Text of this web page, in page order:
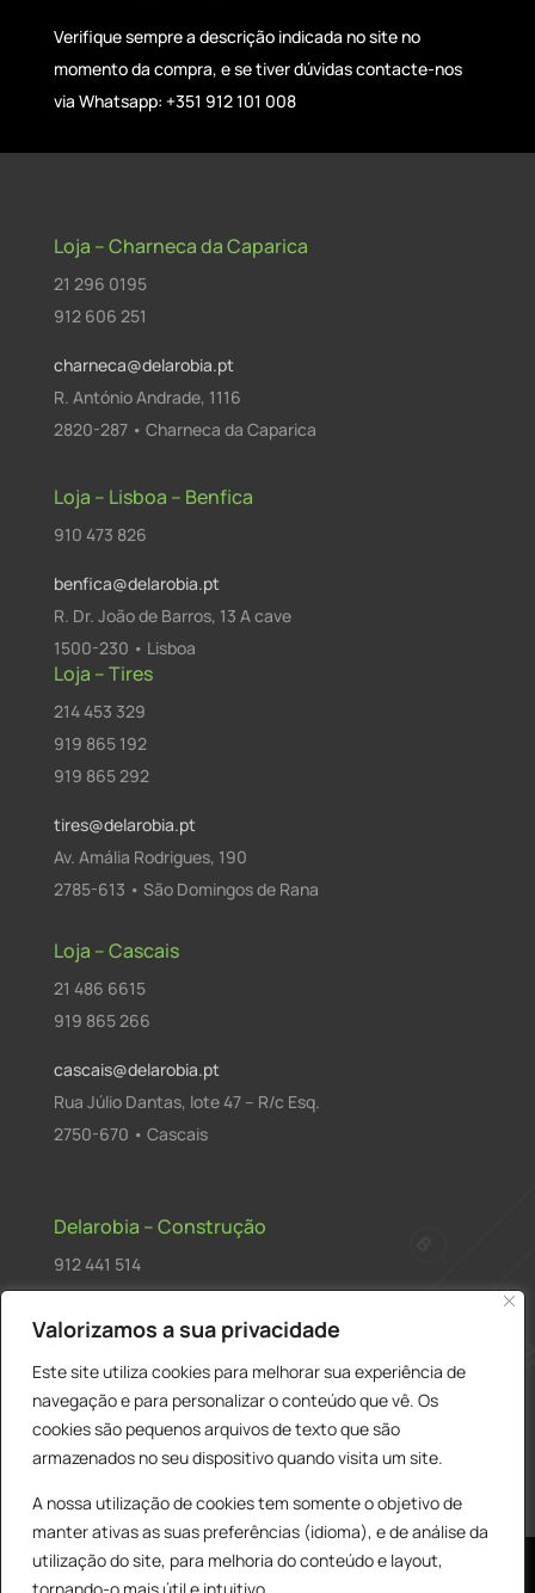
Valorizamos a sua privacidade
Este site utiliza cookies para melhorar sua experiência de
navegação e para personalizar o conteúdo que vê. Os
cookies são pequenos arquivos de texto que são
armazenados no seu dispositivo quando visita um site.
A nossa utilização de cookies tem somente o objetivo de
manter ativas as suas preferências (idioma), e de análise da
utilização do site, para melhoria do conteúdo e layout,
Verifique sempre a descrição indicada no site no
momento da compra, e se tiver dúvidas contacte-nos
via Whatsapp: +351 912 101 008
Loja – Charneca da Caparica
21 296 0195
912 606 251
charneca@delarobia.pt
R. António Andrade, 1116
2820-287 • Charneca da Caparica
Loja – Lisboa – Benfica
910 473 826
benfica@delarobia.pt
R. Dr. João de Barros, 13 A cave
1500-230 • Lisboa
Loja – Tires
214 453 329
919 865 192
919 865 292
tires@delarobia.pt
Av. Amália Rodrigues, 190
2785-613 • São Domingos de Rana
Loja – Cascais
21 486 6615
919 865 266
cascais@delarobia.pt
Rua Júlio Dantas, lote 47 – R/c Esq.
2750-670 • Cascais
Delarobia – Construção
912 441 514
R. António Andrade, 1171
2820-287 • Charneca de Caparica
Products
search PESQUISAR